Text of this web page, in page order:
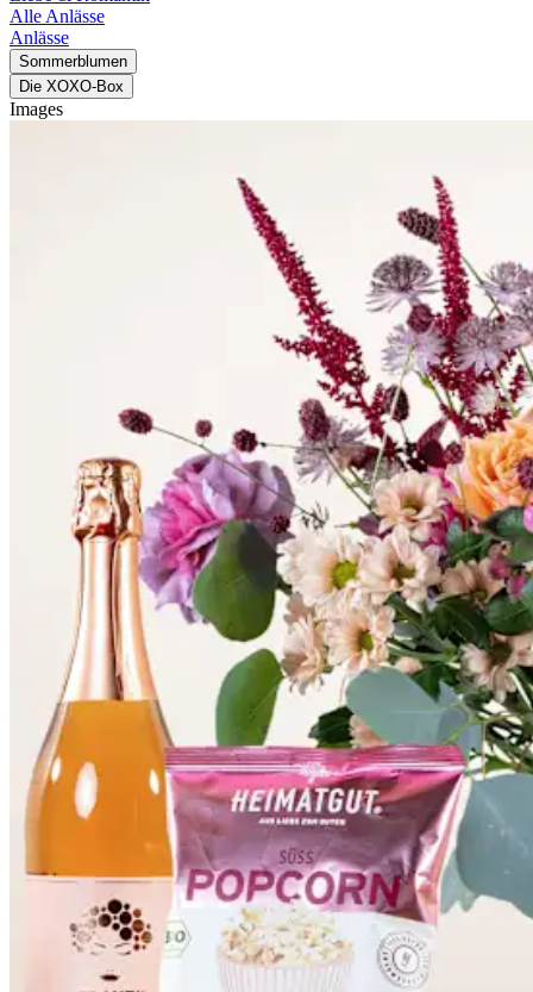
Alle Anlässe
Anlässe
Sommerblumen
Die XOXO-Box
Images